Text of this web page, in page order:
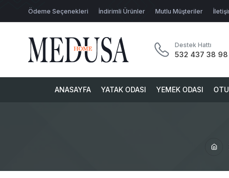
Ödeme Seçenekleri İndirimli Ürünler Mutlu Müşteriler
Destek Hattı
532 437 38 98
ANASAYFA YATAK ODASI YEMEK ODASI